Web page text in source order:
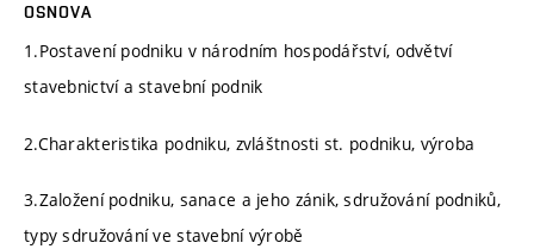
OSNOVA
1.Postavení podniku v národním hospodářství, odvětví
stavebnictví a stavební podnik
2.Charakteristika podniku, zvláštnosti st. podniku, výroba
3.Založení podniku, sanace a jeho zánik, sdružování podniků,
typy sdružování ve stavební výrobě